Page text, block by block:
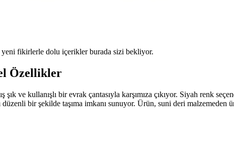
yeni fikirlerle dolu içerikler burada sizi bekliyor.
Özellikler
şık ve kullanışlı bir evrak çantasıyla karşımıza çıkıyor. Siyah renk
bir şekilde taşıma imkanı sunuyor. Ürün, suni deri malzemeden